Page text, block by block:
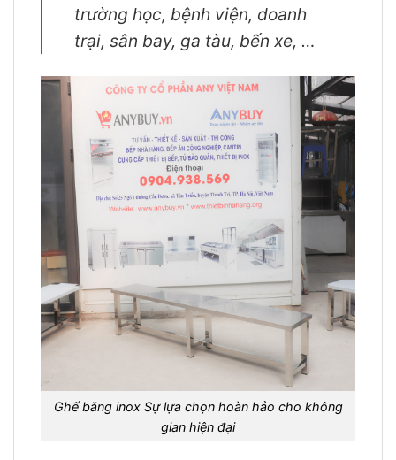
trường học, bệnh viện, doanh
trại, sân bay, ga tàu, bến xe, …
Ghế băng inox Sự lựa chọn hoàn hảo cho không
gian hiện đại